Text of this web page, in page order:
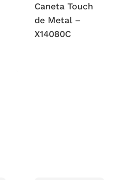
Caneta Touch
de Metal –
X14080C